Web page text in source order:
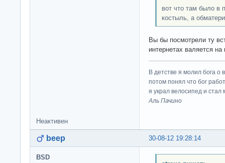
вот что там было в
костыль, а
Вы бы посмотрели ту
интернетах валяется
В детстве я молил бога о
потом понял что бог
я украл велосипед и стал
Аль Пачино
Неактивен
30-08-12 19:28:14
beep
BSD